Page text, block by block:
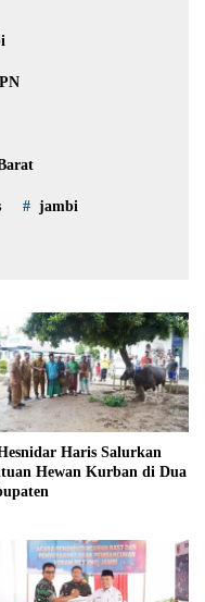
jambi
Haris Salurkan
Hewan Kurban di Dua